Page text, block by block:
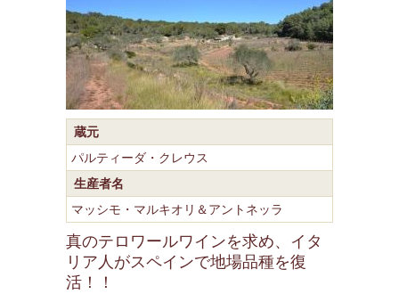
蔵元
パルティーダ・クレウス
生産者名
マッシモ・マルキオリ＆アントネッラ
真のテロワールワインを求め、イタ
リア人がスペインで地場品種を復
活！！